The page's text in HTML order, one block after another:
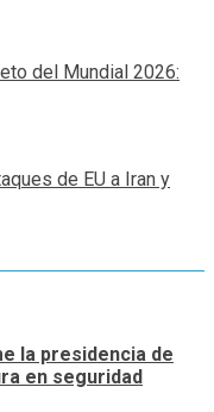
del Mundial 2026:
de EU a Iran y
la presidencia de
en seguridad